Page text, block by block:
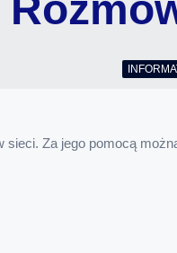
Za jego pomocą